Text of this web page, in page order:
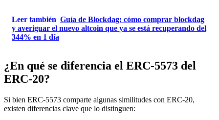
Leer también Guía de Blockdag: cómo comprar blockdag
y averiguar el nuevo altcoin que ya se está recuperando del
344% en 1 día
¿En qué se diferencia el ERC-5573 del
ERC-20?
Si bien ERC-5573 comparte algunas similitudes con ERC-20,
existen diferencias clave que lo distinguen: